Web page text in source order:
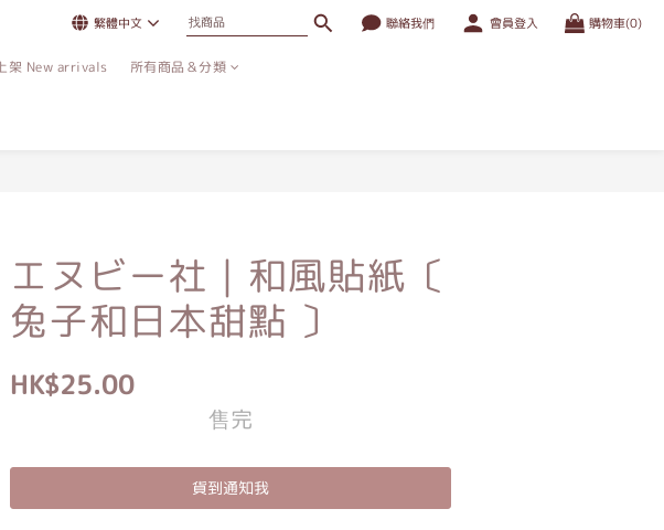
繁體中文 聯絡我們 會員登入 購物車(0)
架 New arrivals 所有商品＆分類
エヌビー社｜和風貼紙〔
兔子和日本甜點 〕
HK$25.00
售完
貨到通知我